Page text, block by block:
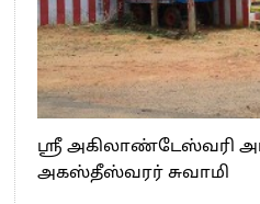
ஸ்ரீ அகிலாண்டேஸ்வரி
அகஸ்தீஸ்வரர் சுவாமி